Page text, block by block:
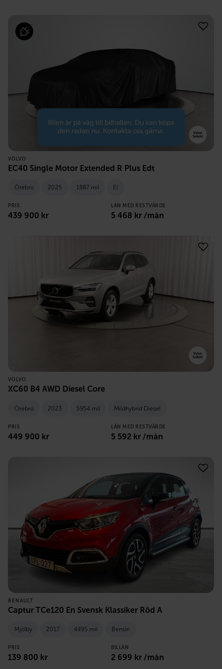
VOLVO
EC40 Single Motor Extended R Plus Edt
Örebro 2025 1887 mil El
PRIS
439 900 kr
LÅN MED RESTVÄRDE
5 468 kr /mån
VOLVO
XC60 B4 AWD Diesel Core
Örebro 2023 5954 mil Mildhybrid Diesel
PRIS
449 900 kr
LÅN MED RESTVÄRDE
5 592 kr /mån
RENAULT
Captur TCe120 En Svensk Klassiker Röd A
Mjölby 2017 4495 mil Bensin
PRIS
139 800 kr
BILLÅN
2 699 kr /mån